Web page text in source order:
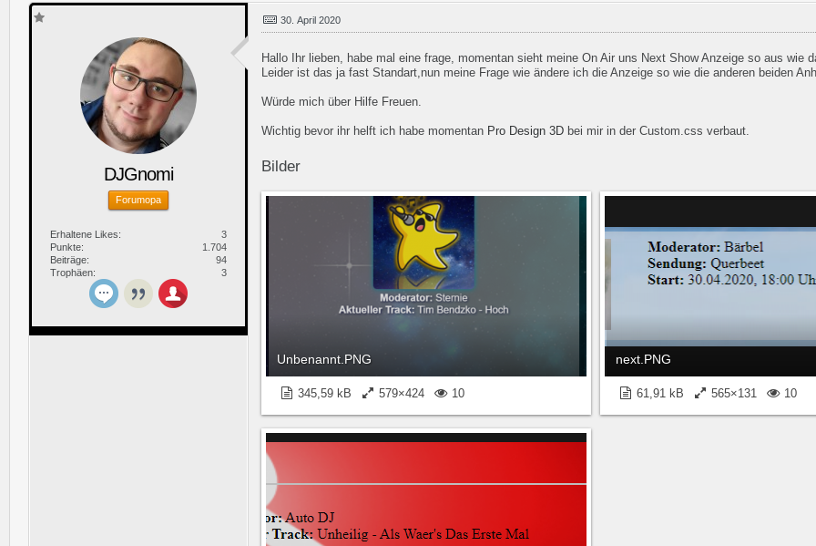
DJGnomi
Forumopa
Erhaltene Likes
3
Punkte
1.704
Beiträge
94
Trophäen
3
30. April 2020
Hallo Ihr lieben, habe mal eine frage, momentan sieht meine On Air uns Next Show Anzeige so aus wie
Leider ist das ja fast Standart,nun meine Frage wie ändere ich die Anzeige so wie die anderen beiden
Würde mich über Hilfe Freuen.
Wichtig bevor ihr helft ich habe momentan Pro Design 3D bei mir in der Custom.css verbaut.
Bilder
Unbenannt.PNG
345,59 kB 579×424 10
next.PNG
61,91 kB 565×131 10